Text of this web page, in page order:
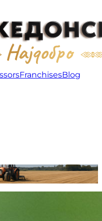
FranchisesBlog